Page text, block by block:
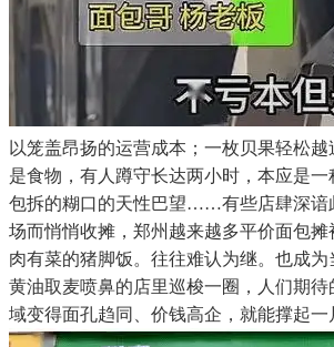
以笼盖昂扬的运营成本；一枚贝果轻松
是食物，有人蹲守长达两小时，本应是
包拆的糊口的天性巴望……有些店肆深谙
场而悄悄收摊，郑州越来越多平价面包
肉有菜的猪脚饭。往往难认为继。也成
黄油取麦喷鼻的店里巡梭一圈，人们期
域变得面孔趋同、价钱高企，就能撑起